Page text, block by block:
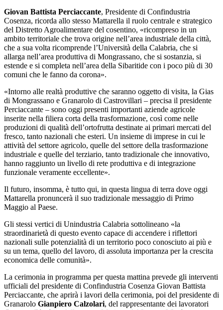
Giovan Battista Perciaccante, Presidente di Confindustria
Cosenza, ricorda allo stesso Mattarella il ruolo centrale e strategico
del Distretto Agroalimentare del cosentino, «ricompreso in un
ambito territoriale che trova origine nell’area industriale della città,
che a sua volta ricomprende l’Università della Calabria, che si
allarga nell’area produttiva di Mongrassano, che si sostanzia, si
estende e si completa nell’area della Sibaritide con i poco più di 30
comuni che le fanno da corona».
«Intorno alle realtà produttive che saranno oggetto di visita, la Gias
di Mongrassano e Granarolo di Castrovillari – precisa il presidente
Perciaccante – sono oggi presenti importanti aziende agricole
inserite nella filiera corta della trasformazione, così come nelle
produzioni di qualità dell’ortofrutta destinate ai primari mercati del
fresco, tanto nazionali che esteri. Un insieme di imprese in cui le
attività del settore agricolo, quelle del settore della trasformazione
industriale e quelle del terziario, tanto tradizionale che innovativo,
hanno raggiunto un livello di rete produttiva e di integrazione
funzionale veramente eccellente».
Il futuro, insomma, è tutto qui, in questa lingua di terra dove oggi
Mattarella pronuncerà il suo tradizionale messaggio di Primo
Maggio al Paese.
Gli stessi vertici di Unindustria Calabria sottolineano «la
straordinarietà di questo evento capace di accendere i riflettori
nazionali sulle potenzialità di un territorio poco conosciuto ai più e
su un tema, quello del lavoro, di assoluta importanza per la crescita
economica delle comunità».
La cerimonia in programma per questa mattina prevede gli interventi
ufficiali del presidente di Confindustria Cosenza Giovan Battista
Perciaccante, che aprirà i lavori della cerimonia, poi del presidente di
Granarolo Gianpiero Calzolari, del rappresentante dei lavoratori